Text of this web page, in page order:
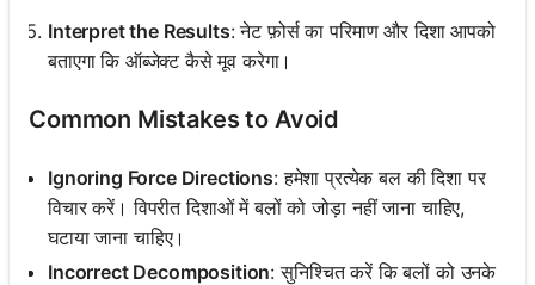
Interpret the Results: नेट फ़ोर्स का परिमाण और दिशा आपको
बताएगा कि ऑब्जेक्ट कैसे मूव करेगा।
Common Mistakes to Avoid
Ignoring Force Directions: हमेशा प्रत्येक बल की दिशा पर
विचार करें। विपरीत दिशाओं में बलों को जोड़ा नहीं जाना चाहिए,
घटाया जाना चाहिए।
Incorrect Decomposition: सुनिश्चित करें कि बलों को उनके